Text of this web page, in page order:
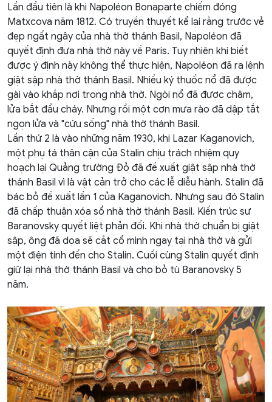
Lần đầu tiên là khi Napoléon Bonaparte chiếm đóng
Matxcova năm 1812. Có truyền thuyết kể lại rằng trước vẻ
đẹp ngất ngây của nhà thờ thánh Basil, Napoléon đã
quyết định đưa nhà thờ này về Paris. Tuy nhiên khi biết
được ý định này không thể thực hiện, Napoléon đã ra lệnh
giật sập nhà thờ thánh Basil. Nhiều ký thuốc nổ đã được
gài vào khắp nơi trong nhà thờ. Ngòi nổ đã được châm,
lửa bắt đầu cháy. Nhưng rồi một cơn mưa rào đã dập tắt
ngọn lửa và "cứu sống" nhà thờ thánh Basil.
Lần thứ 2 là vào những năm 1930, khi Lazar Kaganovich,
một phụ tá thân cận của Stalin chịu trách nhiệm quy
hoạch lại Quảng trường Đỏ đã đề xuất giật sập nhà thờ
thánh Basil vì là vật cản trở cho các lễ diễu hành. Stalin đã
bác bỏ đề xuất lần 1 của Kaganovich. Nhưng sau đó Stalin
đã chấp thuận xóa sổ nhà thờ thánh Basil. Kiến trúc sư
Baranovsky quyết liệt phản đối. Khi nhà thờ chuẩn bị giật
sập, ông đã dọa sẽ cắt cổ mình ngay tại nhà thờ và gửi
một điện tính đến cho Stalin. Cuối cùng Stalin quyết định
giữ lại nhà thờ thánh Basil và cho bỏ tù Baranovsky 5
năm.